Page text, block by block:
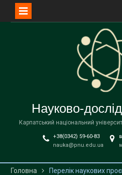
Науково-
Карпатський національний
+38(0342) 59-60-83
nauka@pnu.edu.ua
Головна Перелік наукових